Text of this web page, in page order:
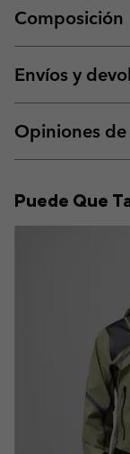
Composición
Envíos y
Opiniones de
Puede Que